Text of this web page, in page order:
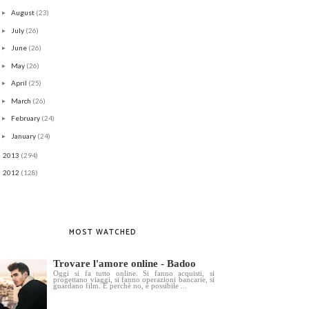
► August (23)
► July (26)
► June (26)
► May (26)
► April (25)
► March (26)
► February (24)
► January (24)
2013 (294)
2012 (128)
MOST WATCHED
Trovare l'amore online - Badoo
Oggi si fa tutto online. Si fanno acquisti, si
progettano viaggi, si fanno operazioni bancarie, si
guardano film. E perchè no, è possibile ...